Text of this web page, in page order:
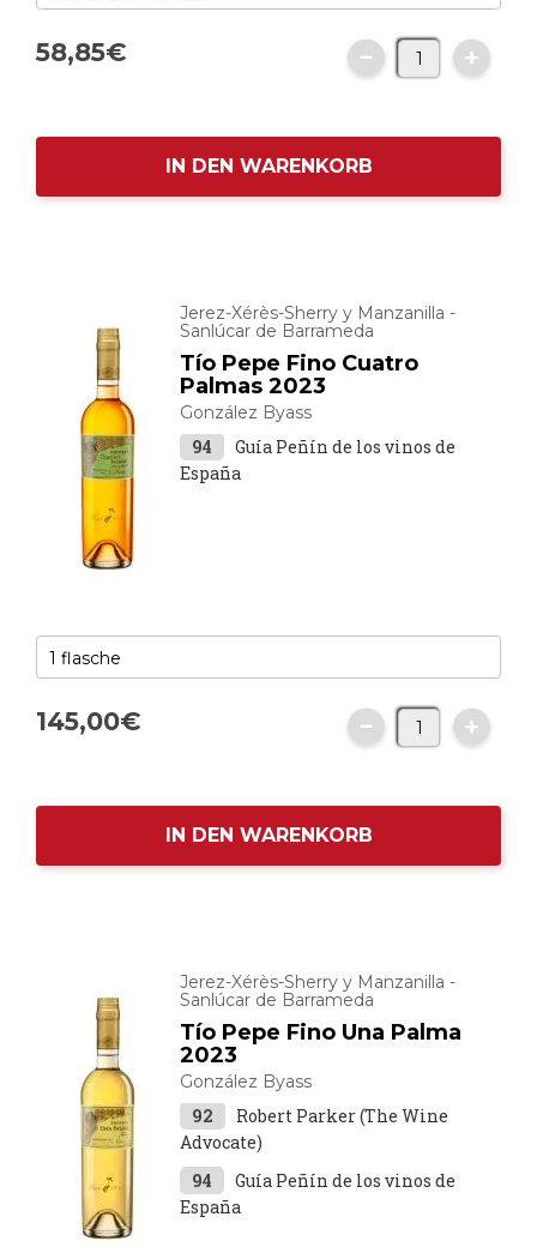
58,85€
IN DEN WARENKORB
Jerez-Xérès-Sherry y Manzanilla -
Sanlúcar de Barrameda
Tío Pepe Fino Cuatro
Palmas 2023
González Byass
94
Guía Peñín de los vinos de
España
145,00€
IN DEN WARENKORB
Jerez-Xérès-Sherry y Manzanilla -
Sanlúcar de Barrameda
Tío Pepe Fino Una Palma
2023
González Byass
92
Robert Parker (The Wine
Advocate)
94
Guía Peñín de los vinos de
España